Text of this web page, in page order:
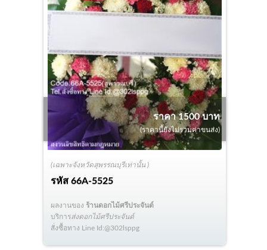
(เฉพาะจังหวัดสุพรรณบุรีเท่านั้น )
รหัส66A-5525
ราคา 1500 บาท
(ราคานี้ยังไม่รวมค่าขนส่ง)
ผลงานของ ร้านดอกไม้ศรีประจันต์
บริการส่งดอกไม้ศรีประจันต์
สั่งซื้อทาง Line Id:@302lsppg